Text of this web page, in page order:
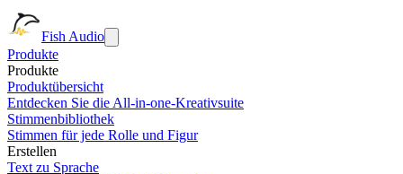
Fish Audio
Produkte
Produkte
Produktübersicht
Entdecken Sie die All-in-one-Kreativsuite
Stimmenbibliothek
Stimmen für jede Rolle und Figur
Erstellen
Text zu Sprache